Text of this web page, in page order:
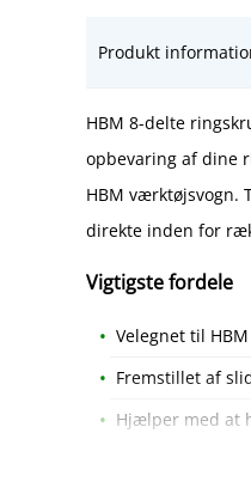
Produkt
HBM 8-delte
opbevaring af dine
HBM værktøjsvogn.
direkte inden for
Vigtigste fordele
Velegnet til
Fremstillet af
Hjælper med at